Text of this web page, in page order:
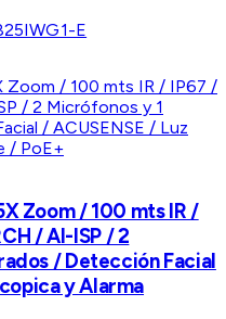
E
Zoom / 100 mts IR /
/ AI-ISP / 2
/ Detección Facial
y Alarma